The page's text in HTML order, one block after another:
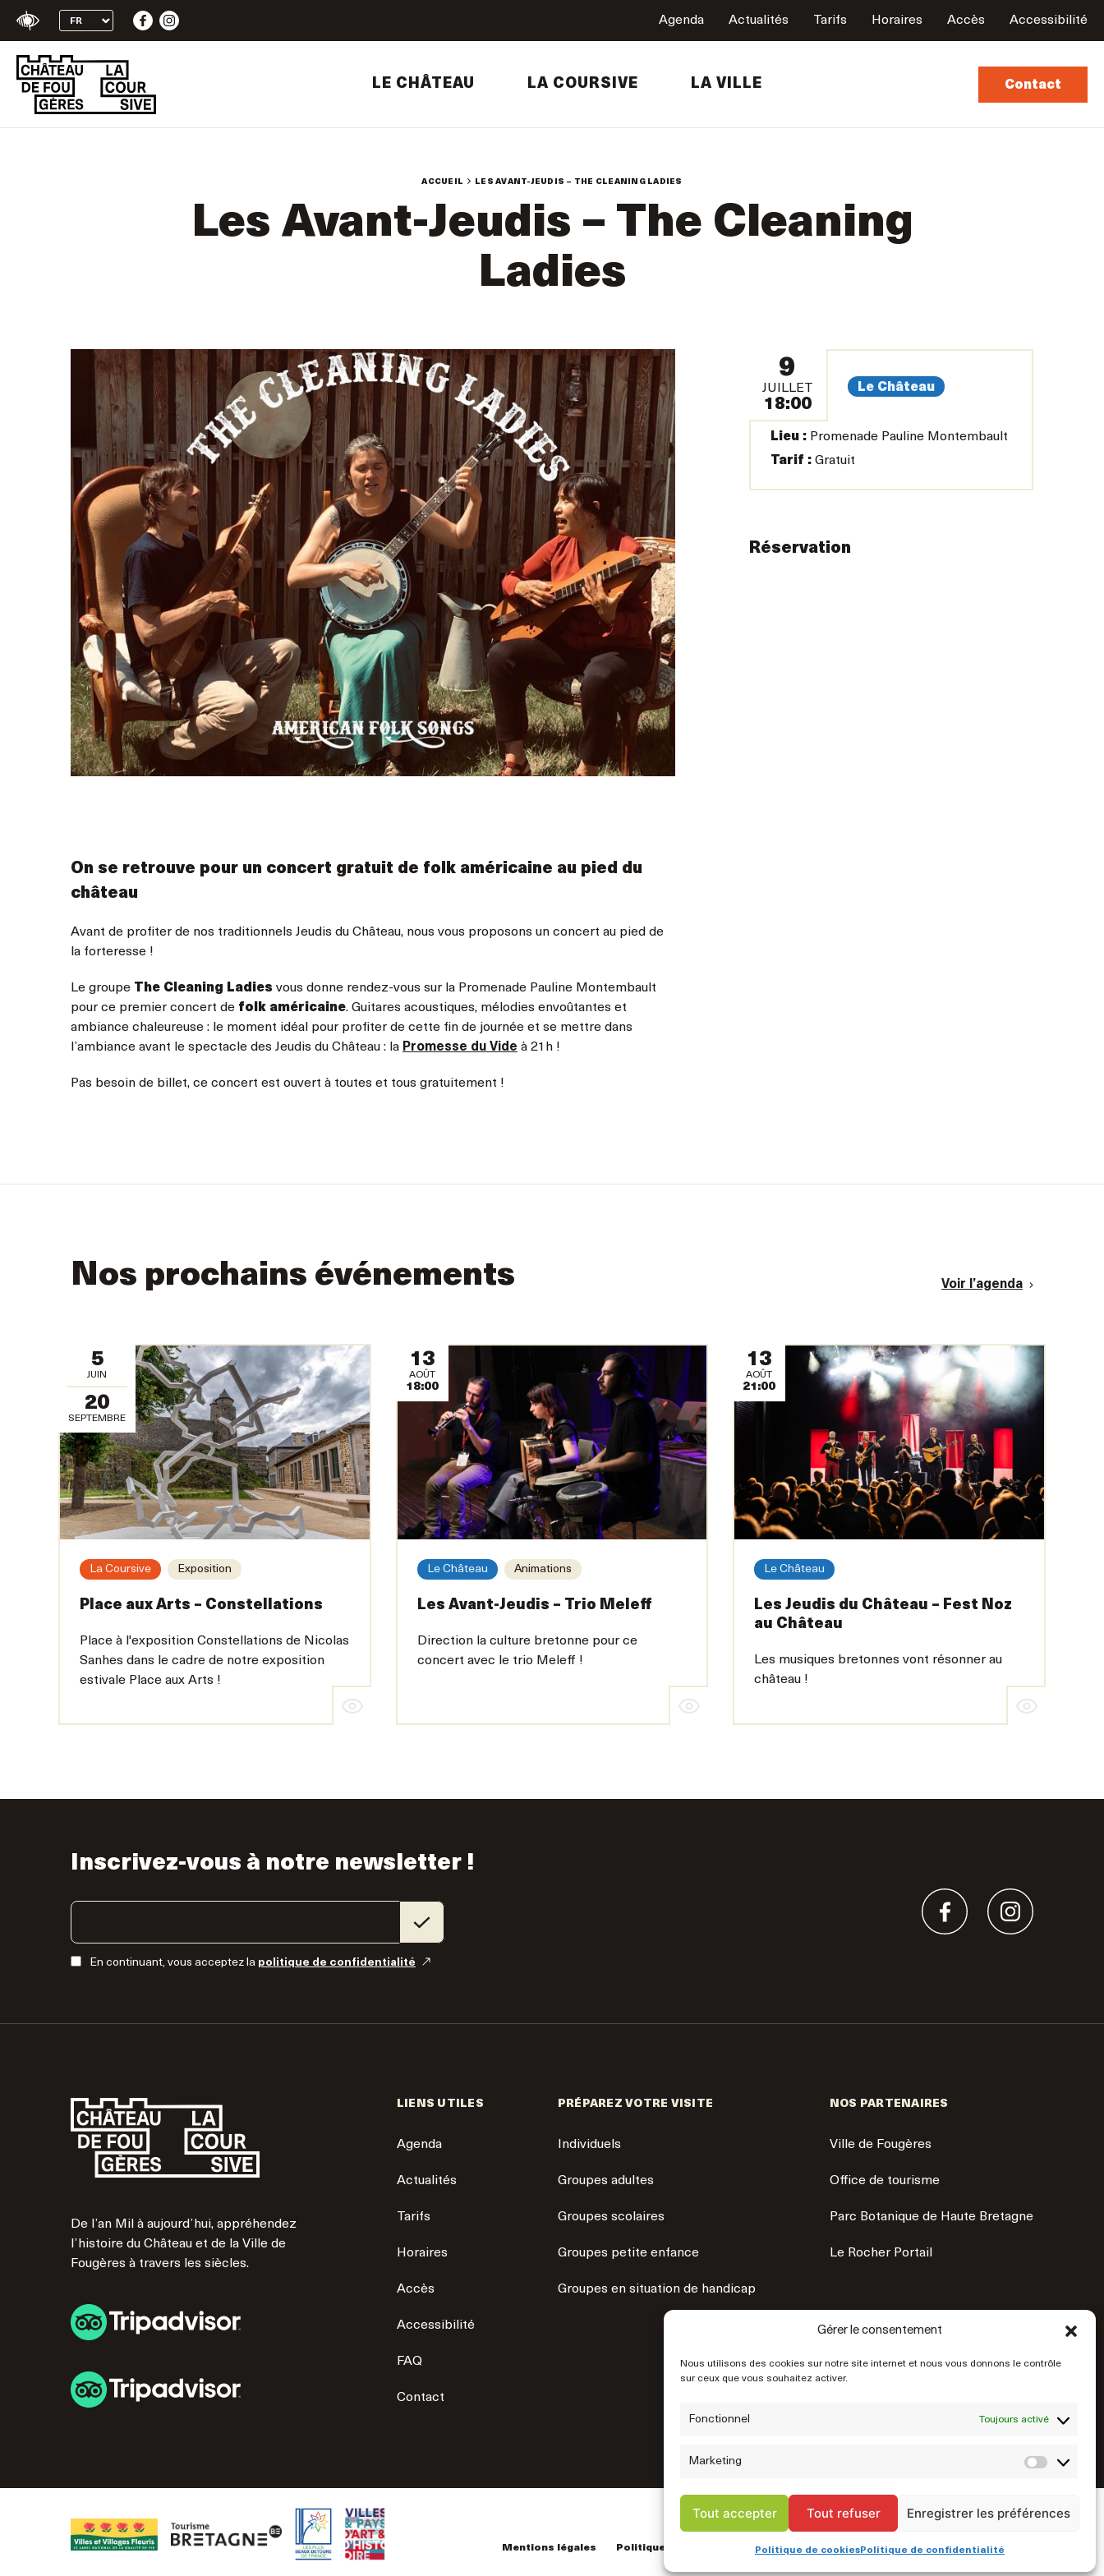
Confort +
Gérer le consentement
Nous utilisons des cookies sur notre site internet et nous vous donnons le contrôle
sur ceux que vous souhaitez activer.
Fonctionnel Toujours activé
Marketing
Tout accepter Tout refuser Enregistrer les préférences
Politique de cookiesPolitique de confidentialité
Skip
Agenda Actualités Tarifs Horaires Accès Accessibilité
LE CHÂTEAU LA COURSIVE LA VILLE Contact
ACCUEIL LES AVANT-JEUDIS – THE CLEANING LADIES
Les Avant-Jeudis – The Cleaning
Ladies
9
JUILLET
18:00
Le Château
Lieu :Promenade Pauline Montembault
Tarif :Gratuit
Réservation
On se retrouve pour un concert gratuit de folk américaine au pied du
château
Avant de profiter de nos traditionnels Jeudis du Château, nous vous proposons un concert au pied de
la forteresse !
Le groupe The Cleaning Ladies vous donne rendez-vous sur la Promenade Pauline Montembault
pour ce premier concert de folk américaine. Guitares acoustiques, mélodies envoûtantes et
ambiance chaleureuse : le moment idéal pour profiter de cette fin de journée et se mettre dans
l’ambiance avant le spectacle des Jeudis du Château : la Promesse du Vide à 21h !
Pas besoin de billet, ce concert est ouvert à toutes et tous gratuitement !
Nos prochains événements Voir l’agenda
5
JUIN
20
SEPTEMBRE
La Coursive Exposition
Place aux Arts – Constellations
Place à l'exposition Constellations de Nicolas
Sanhes dans le cadre de notre exposition
estivale Place aux Arts !
13
AOÛT
18:00
Le Château Animations
Les Avant-Jeudis – Trio Meleff
Direction la culture bretonne pour ce
concert avec le trio Meleff !
13
AOÛT
21:00
Le Château
Les Jeudis du Château – Fest Noz
au Château
Les musiques bretonnes vont résonner au
château !
Inscrivez-vous à notre newsletter !
En continuant, vous acceptez la politique de confidentialité
De l’an Mil à aujourd’hui, appréhendez
l’histoire du Château et de la Ville de
Fougères à travers les siècles.
LIENS UTILES
Agenda
Actualités
Tarifs
Horaires
Accès
Accessibilité
FAQ
Contact
PRÉPAREZ VOTRE VISITE
Individuels
Groupes adultes
Groupes scolaires
Groupes petite enfance
Groupes en situation de handicap
NOS PARTENAIRES
Ville de Fougères
Office de tourisme
Parc Botanique de Haute Bretagne
Le Rocher Portail
© 2026 Mairie de Fougères • Site réalisé parStartup
Mentions légales Politique de confidentialité Exercez vos droits Cookies Plan du site